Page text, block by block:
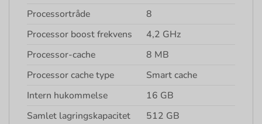
Processortråde
8
Processor boost frekvens
4,2 GHz
Processor-cache
8 MB
Processor cache type
Smart cache
Intern hukommelse
16 GB
Samlet lagringskapacitet
512 GB